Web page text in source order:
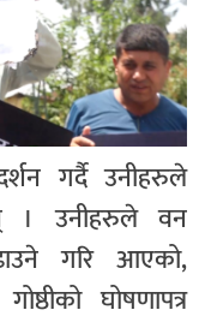
गर्दै उनीहरुले
। उनीहरुले वन
गरि आएको,
घोषणापत्र